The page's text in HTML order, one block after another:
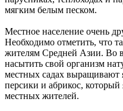
мягким белым песком.
Местное население очень
Необходимо отметить, что
жителям Средней Азии. Во
насытить свой организм
местных садах выращивают
персики и абрикос, который
местных жителей.